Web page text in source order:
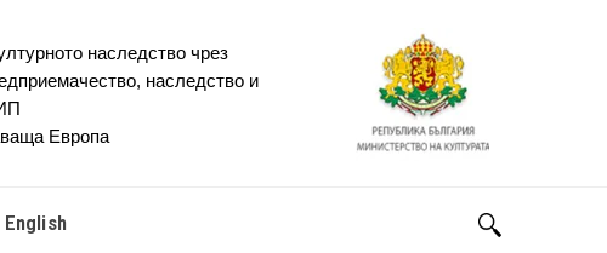
наследство чрез
наследство и
Европа
English